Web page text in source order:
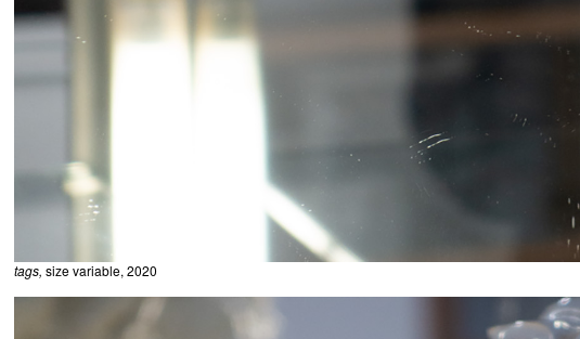
tags,size variable, 2020